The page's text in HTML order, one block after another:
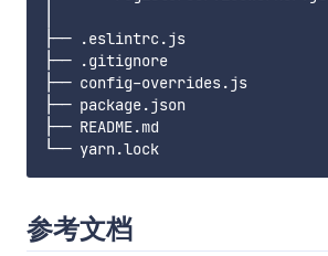
├── .eslintrc.js
├── .gitignore
├── config-overrides.js
├── package.json
├── README.md
参考文档